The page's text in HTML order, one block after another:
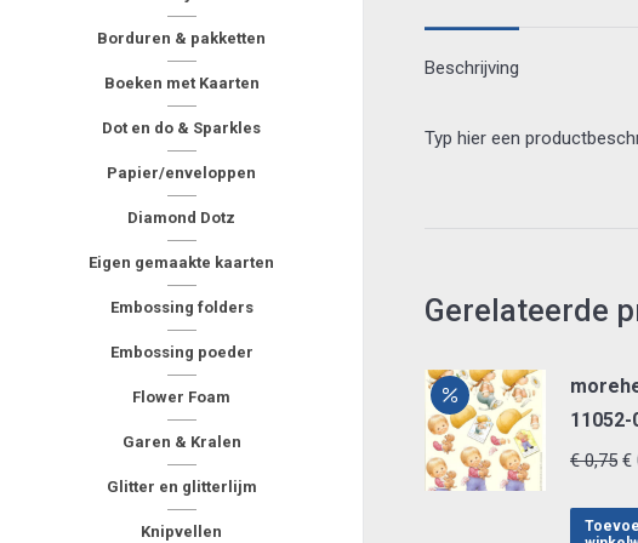
Borduren & pakketten
Boeken met Kaarten
Dot en do & Sparkles
Papier/enveloppen
Diamond Dotz
Eigen gemaakte kaarten
Embossing folders
Embossing poeder
Flower Foam
Garen & Kralen
Glitter en glitterlijm
Knipvellen
Beschrijving
Typ hier een
Gerelateerde
11052-
€0,75 €